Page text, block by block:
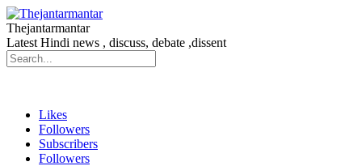
Thejantarmantar
Latest Hindi news , discuss, debate ,dissent
Likes
Followers
Subscribers
Followers